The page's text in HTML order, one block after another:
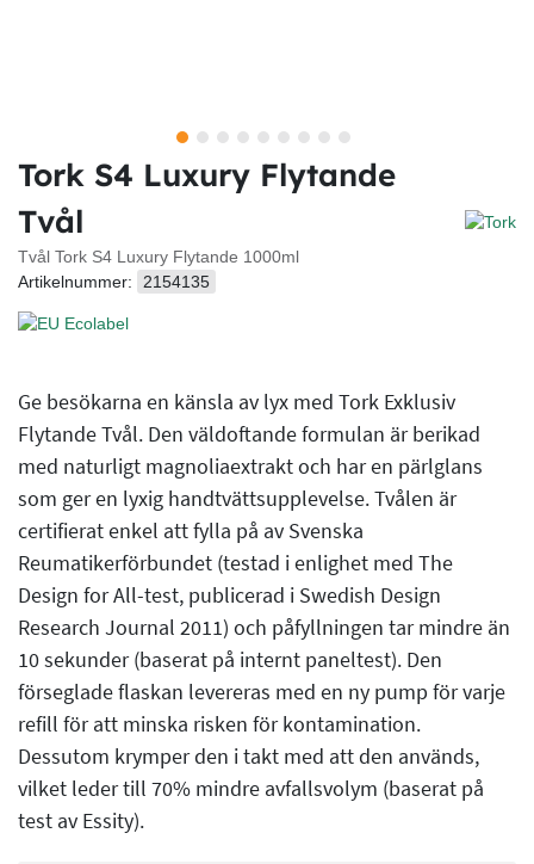
Tork S4 Luxury Flytande
Tvål
Tvål Tork S4 Luxury Flytande 1000ml
Artikelnummer:
2154135
Ge besökarna en känsla av lyx med Tork Exklusiv
Flytande Tvål. Den väldoftande formulan är berikad
med naturligt magnoliaextrakt och har en pärlglans
som ger en lyxig handtvättsupplevelse. Tvålen är
certifierat enkel att fylla på av Svenska
Reumatikerförbundet (testad i enlighet med The
Design for All-test, publicerad i Swedish Design
Research Journal 2011) och påfyllningen tar mindre än
10 sekunder (baserat på internt paneltest). Den
förseglade flaskan levereras med en ny pump för varje
refill för att minska risken för kontamination.
Dessutom krymper den i takt med att den används,
vilket leder till 70% mindre avfallsvolym (baserat på
test av Essity).